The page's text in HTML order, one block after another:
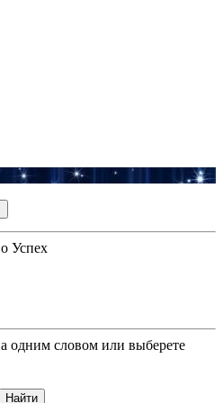
Успех
одним словом или выберете